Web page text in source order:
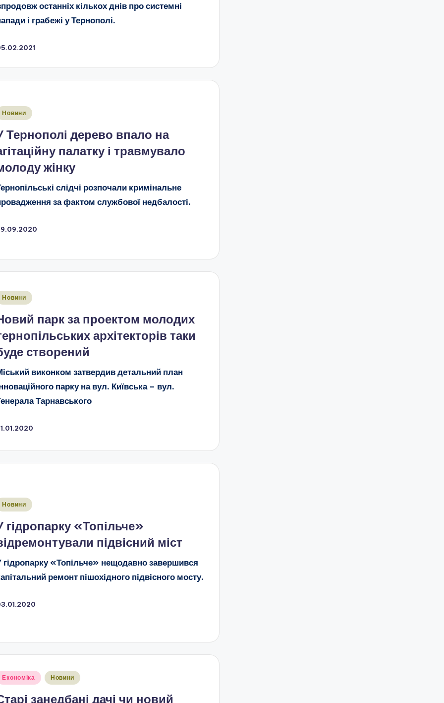
останніх кількох днів про системні
і грабежі у Тернополі.
Новини
Тернополі дерево впало на
палатку і травмувало
жінку
слідчі розпочали кримінальне
за фактом службової недбалості.
Новини
парк за проектом молодих
архітекторів таки
створений
виконком затвердив детальний план
парку на вул. Київська – вул.
Тарнавського
Новини
гідропарку «Топільче»
підвісний міст
гідропарку «Топільче» нещодавно завершився
ремонт пішохідного підвісного мосту.
Економіка Новини
занедбані дачі чи новий